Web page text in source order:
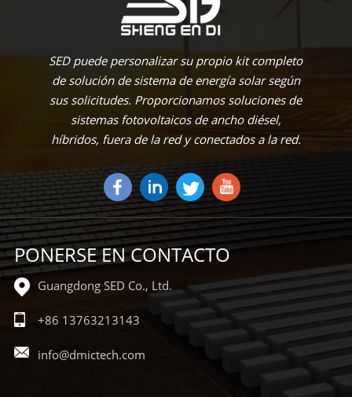
SED puede personalizar su propio kit completo
de solución de sistema de energía solar según
sus solicitudes. Proporcionamos soluciones de
sistemas fotovoltaicos de ancho diésel,
híbridos, fuera de la red y conectados a la red.
PONERSE EN CONTACTO
Guangdong SED Co., Ltd.
+86 13763213143
info@dmictech.com